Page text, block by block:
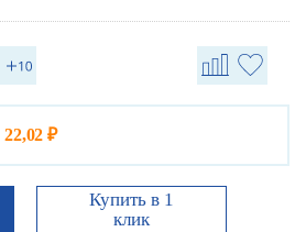
22,02 ₽
Купить в 1
клик